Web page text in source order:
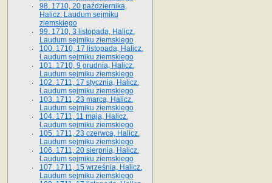
98. 1710, 20 października,
Halicz. Laudum sejmiku
ziemskiego
99. 1710, 3 listopada, Halicz.
Laudum sejmiku ziemskiego
100. 1710, 17 listopada, Halicz.
Laudum sejmiku ziemskiego
101. 1710, 9 grudnia, Halicz.
Laudum sejmiku ziemskiego
102. 1711, 17 stycznia, Halicz.
Laudum sejmiku ziemskiego
103. 1711, 23 marca, Halicz.
Laudum sejmiku ziemskiego
104. 1711, 11 maja, Halicz.
Laudum sejmiku ziemskiego
105. 1711, 23 czerwca, Halicz.
Laudum sejmiku ziemskiego
106. 1711, 20 sierpnia, Halicz.
Laudum sejmiku ziemskiego
107. 1711, 15 września, Halicz.
Laudum sejmiku ziemskiego